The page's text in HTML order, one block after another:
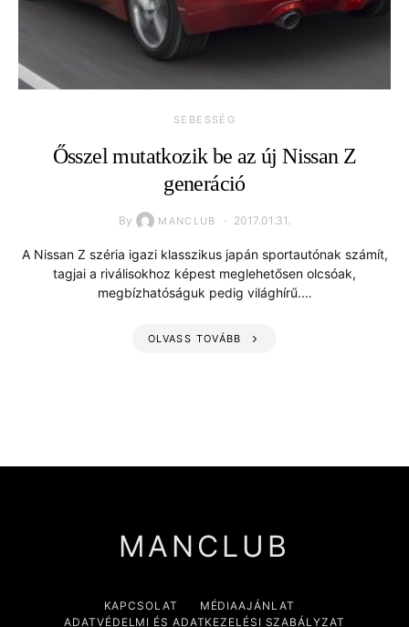
SEBESSÉG
Ősszel mutatkozik be az új Nissan Z
generáció
By MANCLUB 2017.01.31.
A Nissan Z széria igazi klasszikus japán sportautónak számít,
tagjai a riválisokhoz képest meglehetősen olcsóak,
megbízhatóságuk pedig világhírű.…
OLVASS TOVÁBB
MANCLUB
KAPCSOLAT
MÉDIAAJÁNLAT
ADATVÉDELMI ÉS ADATKEZELÉSI SZABÁLYZAT